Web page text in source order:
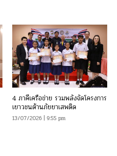
4 ภาคีเครือข่าย รวมพลังจัดโครงการ
เยาวชนต้านภัยยาเสพติด
13/07/2026 | 9:55 pm